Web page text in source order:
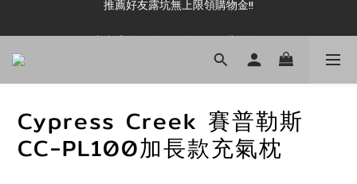
新加入會員即可現領 50元購物金!!
Cypress Creek 賽普勒斯
CC-PL100加長款充氣枕